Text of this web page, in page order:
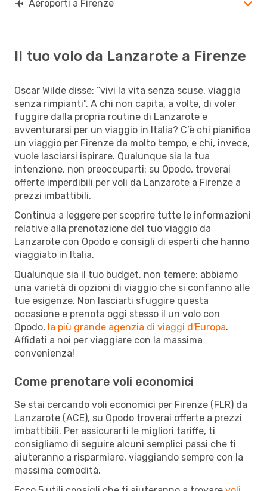
Aeroporti a Firenze
Il tuo volo da Lanzarote a Firenze
Oscar Wilde disse: “vivi la vita senza scuse, viaggia
senza rimpianti”. A chi non capita, a volte, di voler
fuggire dalla propria routine di Lanzarote e
avventurarsi per un viaggio in Italia? C’è chi pianifica
un viaggio per Firenze da molto tempo, e chi, invece,
vuole lasciarsi ispirare. Qualunque sia la tua
intenzione, non preoccuparti: su Opodo, troverai
offerte imperdibili per voli da Lanzarote a Firenze a
prezzi imbattibili.
Continua a leggere per scoprire tutte le informazioni
relative alla prenotazione del tuo viaggio da
Lanzarote con Opodo e consigli di esperti che hanno
viaggiato in Italia.
Qualunque sia il tuo budget, non temere: abbiamo
una varietà di opzioni di viaggio che si confanno alle
tue esigenze. Non lasciarti sfuggire questa
occasione e prenota oggi stesso il un volo con
Opodo, la più grande agenzia di viaggi d'Europa.
Affidati a noi per viaggiare con la massima
convenienza!
Come prenotare voli economici
Se stai cercando voli economici per Firenze (FLR) da
Lanzarote (ACE), su Opodo troverai offerte a prezzi
imbattibili. Per assicurarti le migliori tariffe, ti
consigliamo di seguire alcuni semplici passi che ti
aiuteranno a risparmiare, viaggiando sempre con la
massima comodità.